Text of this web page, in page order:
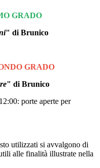
GRADO
" di Brunico
GRADO
" di Brunico
porte aperte per
utilizzati si avvalgono di
alle finalità illustrate nella